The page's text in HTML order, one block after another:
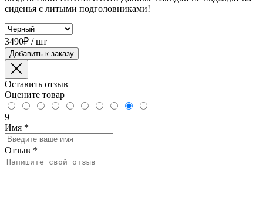
сиденья с литыми подголовниками!
3490₽ / шт
Добавить к заказу
Оставить отзыв
Оцените товар
9
Имя *
Отзыв *